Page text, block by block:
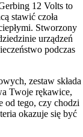
12 Volts to
stawić czoła
Stworzony
urządzeń
podczas
zestaw składa
Twoje rękawice,
od tego, czy chodzi
okazuje się być